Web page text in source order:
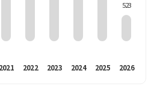
2021 2022 2023 2024 2025
523
2026